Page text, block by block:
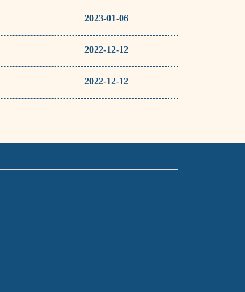
2023-01-06
2022-12-12
2022-12-12